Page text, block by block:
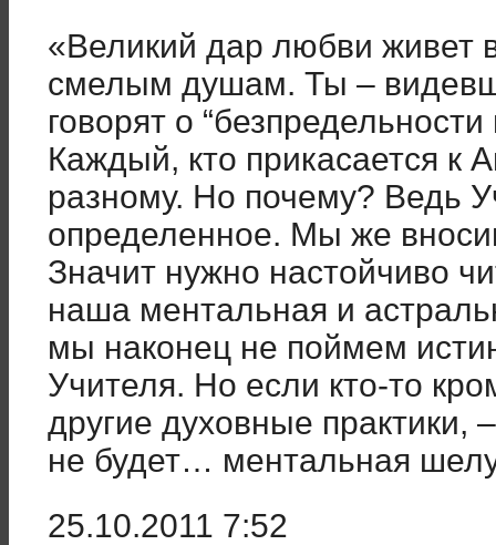
«Великий дар любви живет
смелым душам. Ты –
говорят о
Каждый, кто прикасается к
разному. Но почему? Ведь
определенное. Мы же
Значит нужно настойчиво
наша ментальная и
мы наконец не поймем
Учителя. Но если кто-то
другие духовные практики,
не будет… ментальная
25.10.2011 7:52